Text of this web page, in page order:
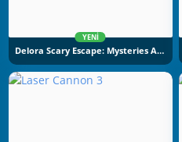
YENI
Delora Scary Escape: Mysteries Adventure